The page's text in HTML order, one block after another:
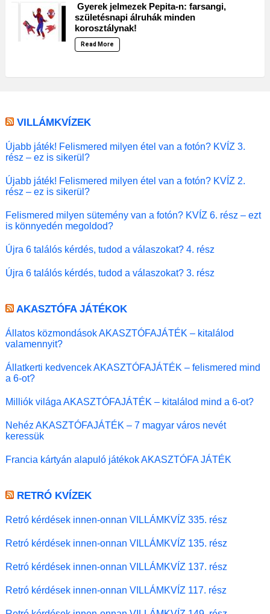
Gyerek jelmezek Pepita-n: farsangi,
születésnapi álruhák minden
korosztálynak!
Read More
VILLÁMKVÍZEK
Újabb játék! Felismered milyen étel van a fotón? KVÍZ 3.
rész – ez is sikerül?
Újabb játék! Felismered milyen étel van a fotón? KVÍZ 2.
rész – ez is sikerül?
Felismered milyen sütemény van a fotón? KVÍZ 6. rész – ezt
is könnyedén megoldod?
Újra 6 találós kérdés, tudod a válaszokat? 4. rész
Újra 6 találós kérdés, tudod a válaszokat? 3. rész
AKASZTÓFA JÁTÉKOK
Állatos közmondások AKASZTÓFAJÁTÉK – kitalálod
valamennyit?
Állatkerti kedvencek AKASZTÓFAJÁTÉK – felismered mind
a 6-ot?
Milliók világa AKASZTÓFAJÁTÉK – kitalálod mind a 6-ot?
Nehéz AKASZTÓFAJÁTÉK – 7 magyar város nevét
keressük
Francia kártyán alapuló játékok AKASZTÓFA JÁTÉK
RETRÓ KVÍZEK
Retró kérdések innen-onnan VILLÁMKVÍZ 335. rész
Retró kérdések innen-onnan VILLÁMKVÍZ 135. rész
Retró kérdések innen-onnan VILLÁMKVÍZ 137. rész
Retró kérdések innen-onnan VILLÁMKVÍZ 117. rész